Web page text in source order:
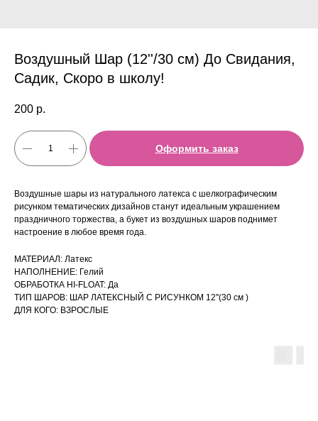
Воздушный Шар (12''/30 см) До Свидания,
Садик, Скоро в школу!
200 р.
Оформить заказ
Воздушные шары из натурального латекса с шелкографическим
рисунком тематических дизайнов станут идеальным украшением
праздничного торжества, а букет из воздушных шаров поднимет
настроение в любое время года.
МАТЕРИАЛ: Латекс
НАПОЛНЕНИЕ: Гелий
ОБРАБОТКА HI-FLOAT: Да
ТИП ШАРОВ: ШАР ЛАТЕКСНЫЙ С РИСУНКОМ 12''(30 см )
ДЛЯ КОГО: ВЗРОСЛЫЕ